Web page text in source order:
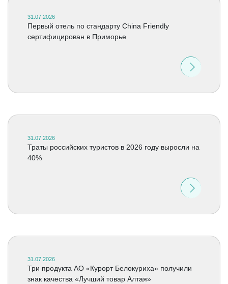
31.07.2026
Первый отель по стандарту China Friendly
сертифицирован в Приморье
31.07.2026
Траты российских туристов в 2026 году выросли на
40%
31.07.2026
Три продукта АО «Курорт Белокуриха» получили
знак качества «Лучший товар Алтая»